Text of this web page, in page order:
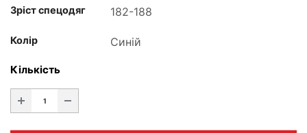
Зріст спецодяг
Колір
Кількість